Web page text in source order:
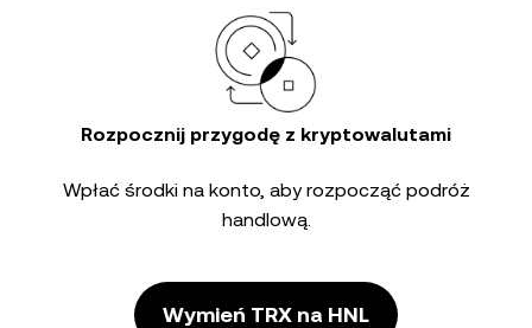
Rozpocznij przygodę z kryptowalutami
Wpłać środki na konto, aby rozpocząć podróż
handlową.
Wymień TRX na HNL